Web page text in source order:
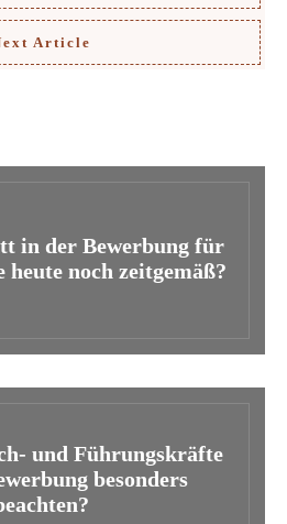
Article
in der Bewerbung für
noch zeitgemäß?
und Führungskräfte
besonders